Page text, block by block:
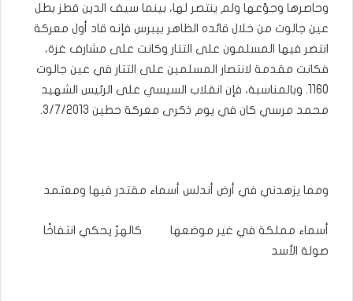
وحاصرها وجوّعها ولم ينتصر لها، بينما سيف الدين قطز بطل
عين جالوت من خلال قائده الظاهر بيبرس فإنه قاد أول معركة
انتصر فيها المسلمون على التتار وكانت على مشارف غزة،
فكانت مقدمة لانتصار المسلمين على التتار في عين جالوت
1160. وبالمناسبة، فإن انقلاب السيسي على الرئيس الشهيد
محمد مرسي كان في يوم ذكرى معركة حطين 3/7/2013.
ومما يزهدني في أرض أندلس أسماء مقتدر فيها ومعتمد
أسماء مملكة في غير موضعها كالهرّ يحكي انتفاخًا
صولة الأسد